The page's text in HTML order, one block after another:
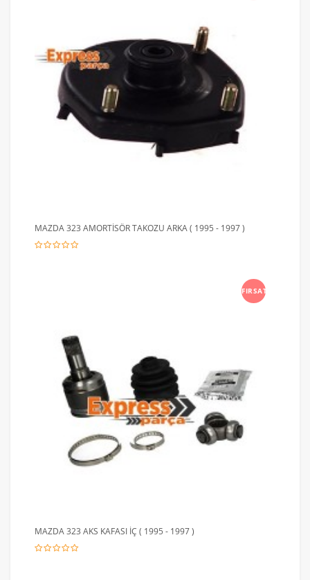
MAZDA 323 AMORTİSÖR TAKOZU ARKA ( 1995 - 1997 )
FIRSAT
MAZDA 323 AKS KAFASI İÇ ( 1995 - 1997 )